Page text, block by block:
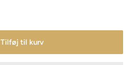
Tilføj til kurv